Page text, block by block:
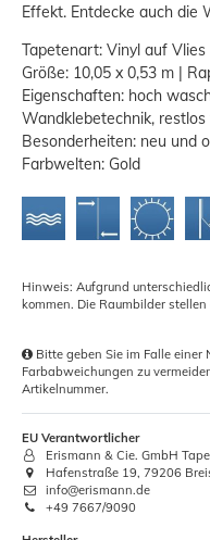
Effekt. Entdecke auch die
Tapetenart: Vinyl auf Vlies
Größe: 10,05 x 0,53 m |
Eigenschaften: hoch
Wandklebetechnik,
Besonderheiten: neu und
Farbwelten: Gold
Hinweis: Aufgrund
kommen. Die Raumbilder
Bitte geben Sie im Falle
Farbabweichungen zu
Artikelnummer.
EU Verantwortlicher
Erismann & Cie. GmbH
Hafenstraße 19, 79206
info@erismann.de
+49 7667/9090
XL